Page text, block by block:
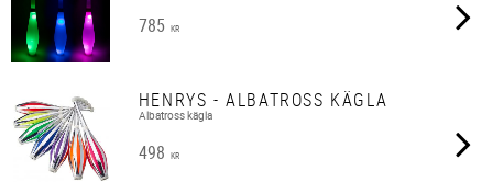
785 KR
HENRYS - ALBATROSS KÄGLA
Albatross kägla
498 KR